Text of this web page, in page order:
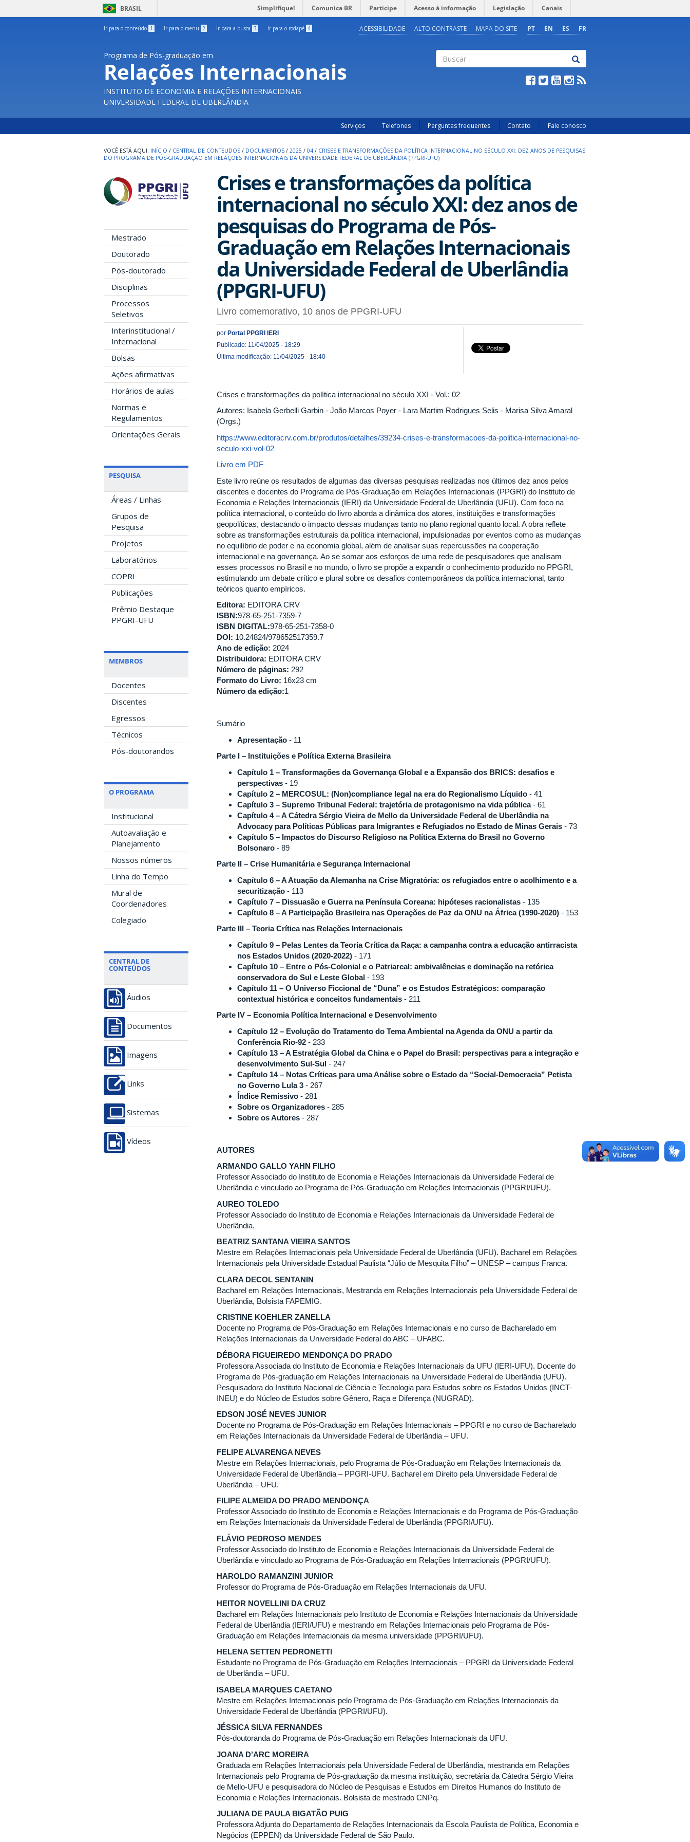
BRASIL Simplifique! Comunica BR Participe Acesso à informação Legislação Canais
Ir para o conteúdo 1 Ir para o menu 2 Ir para a busca 3 Ir para o rodapé 4 PT EN ES FR
ACESSIBILIDADE ALTO CONTRASTE MAPA DO SITE
Programa de Pós-graduação em
Relações Internacionais
INSTITUTO DE ECONOMIA E RELAÇÕES INTERNACIONAIS
UNIVERSIDADE FEDERAL DE UBERLÂNDIA
Serviços Telefones Perguntas frequentes Contato Fale conosco
INÍCIO / CENTRAL DE CONTEUDOS / DOCUMENTOS / 2025 / 04 / CRISES E TRANSFORMAÇÕES DA POLÍTICA INTERNACIONAL NO SÉCULO XXI: DEZ ANOS DE PESQUISAS
DO PROGRAMA DE PÓS-GRADUAÇÃO EM RELAÇÕES INTERNACIONAIS DA UNIVERSIDADE FEDERAL DE UBERLÂNDIA (PPGRI-UFU)
Mestrado
Doutorado
Pós-doutorado
Disciplinas
Processos
Seletivos
Interinstitucional /
Internacional
Bolsas
Ações afirmativas
Horários de aulas
Normas e
Regulamentos
Orientações Gerais
PESQUISA
Áreas / Linhas
Grupos de
Pesquisa
Projetos
Laboratórios
COPRI
Publicações
Prêmio Destaque
PPGRI-UFU
MEMBROS
Docentes
Discentes
Egressos
Técnicos
Pós-doutorandos
O PROGRAMA
Institucional
Autoavaliação e
Planejamento
Nossos números
Linha do Tempo
Mural de
Coordenadores
Colegiado
CENTRAL DE
CONTEÚDOS
Áudios
Documentos
Imagens
Links
Sistemas
Vídeos
Crises e transformações da política
internacional no século XXI: dez anos de
pesquisas do Programa de Pós-
Graduação em Relações Internacionais
da Universidade Federal de Uberlândia
(PPGRI-UFU)
Livro comemorativo, 10 anos de PPGRI-UFU
por Portal PPGRI IERI
Publicado: 11/04/2025 - 18:29
Última modificação: 11/04/2025 - 18:40
Crises e transformações da política internacional no século XXI - Vol.: 02
Autores: Isabela Gerbelli Garbin - João Marcos Poyer - Lara Martim Rodrigues Selis - Marisa Silva Amaral
(Orgs.)
https://www.editoracrv.com.br/produtos/detalhes/39234-crises-e-transformacoes-da-politica-internacional-no-
seculo-xxi-vol-02
Livro em PDF
Este livro reúne os resultados de algumas das diversas pesquisas realizadas nos últimos dez anos pelos
discentes e docentes do Programa de Pós-Graduação em Relações Internacionais (PPGRI) do Instituto de
Economia e Relações Internacionais (IERI) da Universidade Federal de Uberlândia (UFU). Com foco na
política internacional, o conteúdo do livro aborda a dinâmica dos atores, instituições e transformações
geopolíticas, destacando o impacto dessas mudanças tanto no plano regional quanto local. A obra reflete
sobre as transformações estruturais da política internacional, impulsionadas por eventos como as mudanças
no equilíbrio de poder e na economia global, além de analisar suas repercussões na cooperação
internacional e na governança. Ao se somar aos esforços de uma rede de pesquisadores que analisam
esses processos no Brasil e no mundo, o livro se propõe a expandir o conhecimento produzido no PPGRI,
estimulando um debate crítico e plural sobre os desafios contemporâneos da política internacional, tanto
teóricos quanto empíricos.
Editora: EDITORA CRV
ISBN:978-65-251-7359-7
ISBN DIGITAL:978-65-251-7358-0
DOI: 10.24824/978652517359.7
Ano de edição: 2024
Distribuidora: EDITORA CRV
Número de páginas: 292
Formato do Livro: 16x23 cm
Número da edição:1
Sumário
Apresentação - 11
Parte I – Instituições e Política Externa Brasileira
Capítulo 1 – Transformações da Governança Global e a Expansão dos BRICS: desafios e
perspectivas - 19
Capítulo 2 – MERCOSUL: (Non)compliance legal na era do Regionalismo Líquido - 41
Capítulo 3 – Supremo Tribunal Federal: trajetória de protagonismo na vida pública- 61
Capítulo 4 – A Cátedra Sérgio Vieira de Mello da Universidade Federal de Uberlândia na
Advocacy para Políticas Públicas para Imigrantes e Refugiados no Estado de Minas Gerais - 73
Capítulo 5 – Impactos do Discurso Religioso na Política Externa do Brasil no Governo
Bolsonaro - 89
Parte II – Crise Humanitária e Segurança Internacional
Capítulo 6 – A Atuação da Alemanha na Crise Migratória: os refugiados entre o acolhimento e a
securitização - 113
Capítulo 7 – Dissuasão e Guerra na Península Coreana: hipóteses racionalistas - 135
Capítulo 8 – A Participação Brasileira nas Operações de Paz da ONU na África (1990-2020) - 153
Parte III – Teoria Crítica nas Relações Internacionais
Capítulo 9 – Pelas Lentes da Teoria Crítica da Raça: a campanha contra a educação antirracista
nos Estados Unidos (2020-2022) - 171
Capítulo 10 – Entre o Pós-Colonial e o Patriarcal: ambivalências e dominação na retórica
conservadora do Sul e Leste Global - 193
Capítulo 11 – O Universo Ficcional de “Duna” e os Estudos Estratégicos: comparação
contextual histórica e conceitos fundamentais - 211
Parte IV – Economia Política Internacional e Desenvolvimento
Capítulo 12 – Evolução do Tratamento do Tema Ambiental na Agenda da ONU a partir da
Conferência Rio-92 - 233
Capítulo 13 – A Estratégia Global da China e o Papel do Brasil: perspectivas para a integração e
desenvolvimento Sul-Sul - 247
Capítulo 14 – Notas Críticas para uma Análise sobre o Estado da “Social-Democracia” Petista
no Governo Lula 3 - 267
Índice Remissivo - 281
Sobre os Organizadores - 285
Sobre os Autores - 287
AUTORES
ARMANDO GALLO YAHN FILHO
Professor Associado do Instituto de Economia e Relações Internacionais da Universidade Federal de
Uberlândia e vinculado ao Programa de Pós-Graduação em Relações Internacionais (PPGRI/UFU).
AUREO TOLEDO
Professor Associado do Instituto de Economia e Relações Internacionais da Universidade Federal de
Uberlândia.
BEATRIZ SANTANA VIEIRA SANTOS
Mestre em Relações Internacionais pela Universidade Federal de Uberlândia (UFU). Bacharel em Relações
Internacionais pela Universidade Estadual Paulista “Júlio de Mesquita Filho” – UNESP – campus Franca.
CLARA DECOL SENTANIN
Bacharel em Relações Internacionais, Mestranda em Relações Internacionais pela Universidade Federal de
Uberlândia, Bolsista FAPEMIG.
CRISTINE KOEHLER ZANELLA
Docente no Programa de Pós-Graduação em Relações Internacionais e no curso de Bacharelado em
Relações Internacionais da Universidade Federal do ABC – UFABC.
DÉBORA FIGUEIREDO MENDONÇA DO PRADO
Professora Associada do Instituto de Economia e Relações Internacionais da UFU (IERI-UFU). Docente do
Programa de Pós-graduação em Relações Internacionais na Universidade Federal de Uberlândia (UFU).
Pesquisadora do Instituto Nacional de Ciência e Tecnologia para Estudos sobre os Estados Unidos (INCT-
INEU) e do Núcleo de Estudos sobre Gênero, Raça e Diferença (NUGRAD).
EDSON JOSÉ NEVES JUNIOR
Docente no Programa de Pós-Graduação em Relações Internacionais – PPGRI e no curso de Bacharelado
em Relações Internacionais da Universidade Federal de Uberlândia – UFU.
FELIPE ALVARENGA NEVES
Mestre em Relações Internacionais, pelo Programa de Pós-Graduação em Relações Internacionais da
Universidade Federal de Uberlândia – PPGRI-UFU. Bacharel em Direito pela Universidade Federal de
Uberlândia – UFU.
FILIPE ALMEIDA DO PRADO MENDONÇA
Professor Associado do Instituto de Economia e Relações Internacionais e do Programa de Pós-Graduação
em Relações Internacionais da Universidade Federal de Uberlândia (PPGRI/UFU).
FLÁVIO PEDROSO MENDES
Professor Associado do Instituto de Economia e Relações Internacionais da Universidade Federal de
Uberlândia e vinculado ao Programa de Pós-Graduação em Relações Internacionais (PPGRI/UFU).
HAROLDO RAMANZINI JUNIOR
Professor do Programa de Pós-Graduação em Relações Internacionais da UFU.
HEITOR NOVELLINI DA CRUZ
Bacharel em Relações Internacionais pelo Instituto de Economia e Relações Internacionais da Universidade
Federal de Uberlândia (IERI/UFU) e mestrando em Relações Internacionais pelo Programa de Pós-
Graduação em Relações Internacionais da mesma universidade (PPGRI/UFU).
HELENA SETTEN PEDRONETTI
Estudante no Programa de Pós-Graduação em Relações Internacionais – PPGRI da Universidade Federal
de Uberlândia – UFU.
ISABELA MARQUES CAETANO
Mestre em Relações Internacionais pelo Programa de Pós-Graduação em Relações Internacionais da
Universidade Federal de Uberlândia (PPGRI/UFU).
JÉSSICA SILVA FERNANDES
Pós-doutoranda do Programa de Pós-Graduação em Relações Internacionais da UFU.
JOANA D’ARC MOREIRA
Graduada em Relações Internacionais pela Universidade Federal de Uberlândia, mestranda em Relações
Internacionais pelo Programa de Pós-graduação da mesma instituição, secretária da Cátedra Sérgio Vieira
de Mello-UFU e pesquisadora do Núcleo de Pesquisas e Estudos em Direitos Humanos do Instituto de
Economia e Relações Internacionais. Bolsista de mestrado CNPq.
JULIANA DE PAULA BIGATÃO PUIG
Professora Adjunta do Departamento de Relações Internacionais da Escola Paulista de Política, Economia e
Negócios (EPPEN) da Universidade Federal de São Paulo.